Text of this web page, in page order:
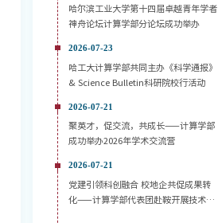
哈尔滨工业大学第十四届卓越青年学者
神舟论坛计算学部分论坛成功举办
2026-07-23
哈工大计算学部共同主办《科学通报》
& Science Bulletin科研院校行活动
2026-07-21
聚英才，促交流，共成长——计算学部
成功举办2026年学术交流营
2026-07-21
党建引领科创融合 校地企共促成果转
化——计算学部代表团赴鞍开展技术对